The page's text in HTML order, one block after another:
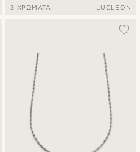
3 ΧΡΏΜΑΤΑ LUCLEON